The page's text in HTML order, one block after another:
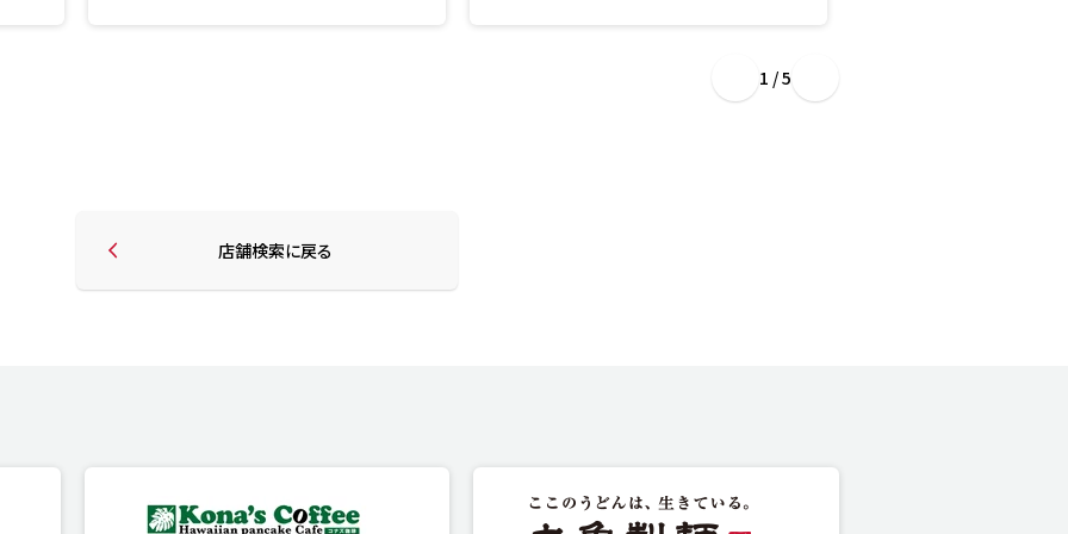
1 / 5
店舗検索に戻る